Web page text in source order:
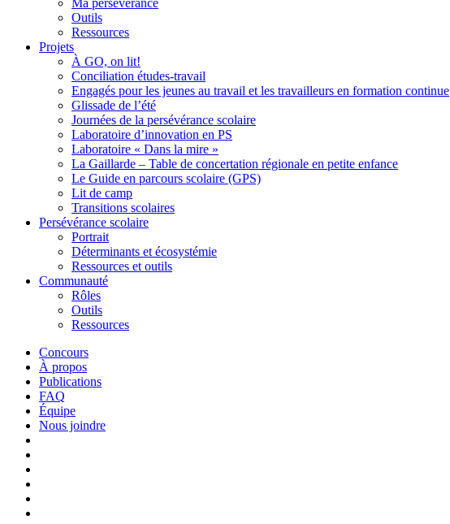
Ma persévérance
Outils
Ressources
Projets
À GO, on lit!
Conciliation études-travail
Engagés pour les jeunes au travail et les travailleurs en formation continue
Glissade de l’été
Journées de la persévérance scolaire
Laboratoire d’innovation en PS
Laboratoire « Dans la mire »
La Gaillarde – Table de concertation régionale en petite enfance
Le Guide en parcours scolaire (GPS)
Lit de camp
Transitions scolaires
Persévérance scolaire
Portrait
Déterminants et écosystémie
Ressources et outils
Communauté
Rôles
Outils
Ressources
Concours
À propos
Publications
FAQ
Équipe
Nous joindre